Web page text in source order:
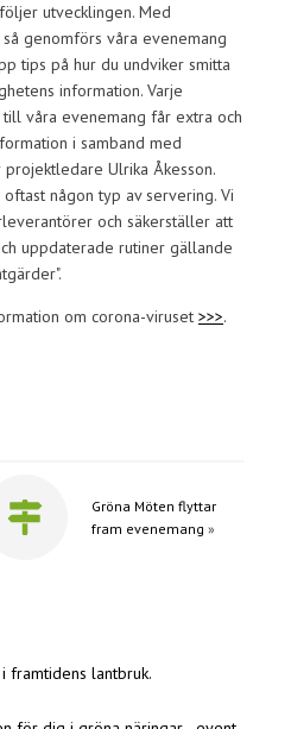
utvecklingen. Med
genomförs våra evenemang
tips på hur du undviker smitta
information. Varje
våra evenemang får extra och
i samband med
Ulrika Åkesson.
någon typ av servering. Vi
och säkerställer att
uppdaterade rutiner gällande
om corona-viruset >>>.
Gröna Möten flyttar
fram evenemang »
framtidens lantbruk.